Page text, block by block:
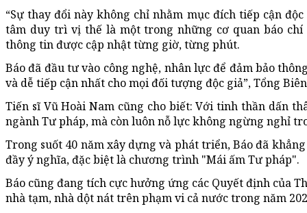
“Sự thay đổi này không chỉ nhằm mục đích tiếp cận
tâm duy trì vị thế là một trong những cơ quan báo
thông tin được cập nhật từng giờ, từng phút.
Báo đã đầu tư vào công nghệ, nhân lực để đảm bảo
và dễ tiếp cận nhất cho mọi đối tượng độc giả”, Tổng
Tiến sĩ Vũ Hoài Nam cũng cho biết: Với tinh thần dấn
ngành Tư pháp, mà còn luôn nỗ lực không ngừng nghỉ
Trong suốt 40 năm xây dựng và phát triển, Báo đã
đầy ý nghĩa, đặc biệt là chương trình "Mái ấm Tư pháp".
Báo cũng đang tích cực hưởng ứng các Quyết định của
nhà tạm, nhà dột nát trên phạm vi cả nước trong năm